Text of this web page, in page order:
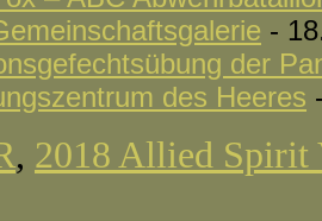
-
der
des Heeres
, 2018 Allied